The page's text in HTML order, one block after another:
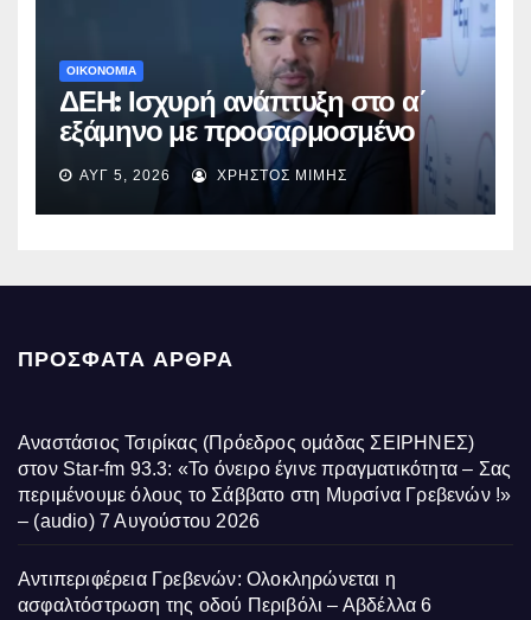
ΟΙΚΟΝΟΜΙΑ
ΔΕΗ: Ισχυρή ανάπτυξη στο α΄
εξάμηνο με προσαρμοσμένο
EBITDA στα €1,2 δισ.
ΑΥΓ 5, 2026 ΧΡΉΣΤΟΣ ΜΊΜΗΣ
ΠΡΌΣΦΑΤΑ ΆΡΘΡΑ
Αναστάσιος Τσιρίκας (Πρόεδρος ομάδας ΣΕΙΡΗΝΕΣ)
στον Star-fm 93.3: «Το όνειρο έγινε πραγματικότητα – Σας
περιμένουμε όλους το Σάββατο στη Μυρσίνα Γρεβενών !»
– (audio) 7 Αυγούστου 2026
Αντιπεριφέρεια Γρεβενών: Ολοκληρώνεται η
ασφαλτόστρωση της οδού Περιβόλι – Αβδέλλα 6